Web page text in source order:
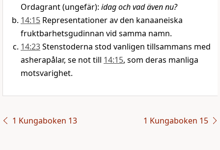
Ordagrant (ungefär): idag och vad även nu?
14:15 Representationer av den kanaaneiska
fruktbarhetsgudinnan vid samma namn.
14:23Stenstoderna stod vanligen tillsammans med
asherapålar, se not till 14:15, som deras manliga
motsvarighet.
1 Kungaboken 13 1 Kungaboken 15